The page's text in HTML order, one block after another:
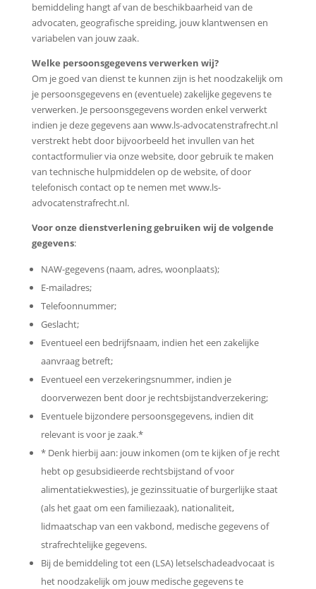
bemiddeling hangt af van de beschikbaarheid van de
advocaten, geografische spreiding, jouw klantwensen en
variabelen van jouw zaak.
Welke persoonsgegevens verwerken wij?
Om je goed van dienst te kunnen zijn is het noodzakelijk om
je persoonsgegevens en (eventuele) zakelijke gegevens te
verwerken. Je persoonsgegevens worden enkel verwerkt
indien je deze gegevens aan www.ls-advocatenstrafrecht.nl
verstrekt hebt door bijvoorbeeld het invullen van het
contactformulier via onze website, door gebruik te maken
van technische hulpmiddelen op de website, of door
telefonisch contact op te nemen met www.ls-
advocatenstrafrecht.nl.
Voor onze dienstverlening gebruiken wij de volgende
gegevens:
NAW-gegevens (naam, adres, woonplaats);
E-mailadres;
Telefoonnummer;
Geslacht;
Eventueel een bedrijfsnaam, indien het een zakelijke
aanvraag betreft;
Eventueel een verzekeringsnummer, indien je
doorverwezen bent door je rechtsbijstandverzekering;
Eventuele bijzondere persoonsgegevens, indien dit
relevant is voor je zaak.*
* Denk hierbij aan: jouw inkomen (om te kijken of je recht
hebt op gesubsidieerde rechtsbijstand of voor
alimentatiekwesties), je gezinssituatie of burgerlijke staat
(als het gaat om een familiezaak), nationaliteit,
lidmaatschap van een vakbond, medische gegevens of
strafrechtelijke gegevens.
Bij de bemiddeling tot een (LSA) letselschadeadvocaat is
het noodzakelijk om jouw medische gegevens te